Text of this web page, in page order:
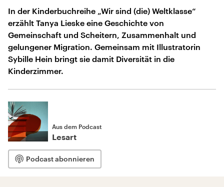
In der Kinderbuchreihe „Wir sind (die) Weltklasse“
erzählt Tanya Lieske eine Geschichte von
Gemeinschaft und Scheitern, Zusammenhalt und
gelungener Migration. Gemeinsam mit Illustratorin
Sybille Hein bringt sie damit Diversität in die
Kinderzimmer.
Aus dem Podcast
Lesart
Podcast abonnieren